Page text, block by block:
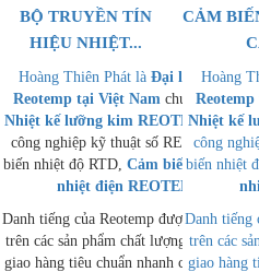
BỘ TRUYỀN TÍN
HIỆU NHIỆT...
CẢM
Hoàng Thiên Phát là Đại lý phân
Reotemp tại Việt Namchuyên cung
Nhiệt kế lưỡng kim REOTEMP, Nhiệt
công nghiệp kỹ thuật số REOTEMP,
biến nhiệt độ RTD, Cảm biến nhiệt độ
nhiệt điện REOTEMP
Danh tiếng của Reotemp được xây dựng
trên các sản phẩm chất lượng cao, thời
giao hàng tiêu chuẩn nhanh chóng và hỗ
Hoàng
Nhiệt kế
công
biến nhiệt
Danh tiếng
trên các
giao hàng